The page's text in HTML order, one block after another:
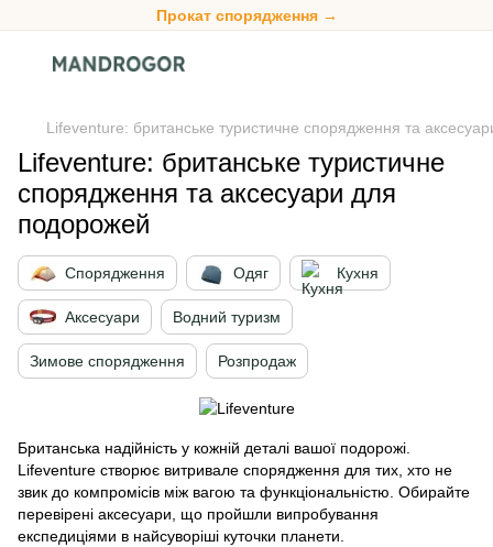
Прокат спорядження →
Lifeventure: британське туристичне спорядження та
Lifeventure: британське туристичне
спорядження та аксесуари для
подорожей
Спорядження Одяг Кухня
Аксесуари Водний туризм
Зимове спорядження Розпродаж
Британська надійність у кожній деталі вашої подорожі.
Lifeventure створює витривале спорядження для тих, хто не
звик до компромісів між вагою та функціональністю. Обирайте
перевірені аксесуари, що пройшли випробування
експедиціями в найсуворіші куточки планети.